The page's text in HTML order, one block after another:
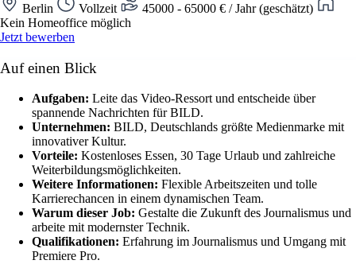
Berlin Vollzeit
45000 - 65000 € / Jahr (geschätzt)
Kein Homeoffice möglich
Jetzt bewerben
Auf einen Blick
Aufgaben: Leite das Video-Ressort und entscheide über
spannende Nachrichten für BILD.
Unternehmen: BILD, Deutschlands größte Medienmarke mit
innovativer Kultur.
Vorteile: Kostenloses Essen, 30 Tage Urlaub und zahlreiche
Weiterbildungsmöglichkeiten.
Weitere Informationen: Flexible Arbeitszeiten und tolle
Karrierechancen in einem dynamischen Team.
Warum dieser Job: Gestalte die Zukunft des Journalismus und
arbeite mit modernster Technik.
Qualifikationen: Erfahrung im Journalismus und Umgang mit
Premiere Pro.